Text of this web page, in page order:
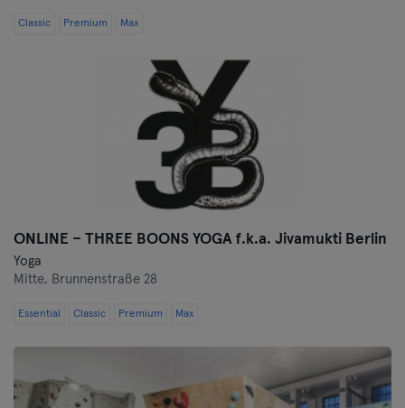
Classic Premium Max
ONLINE – THREE BOONS YOGA f.k.a. Jivamukti Berlin
Yoga
Mitte, Brunnenstraße 28
Essential Classic Premium Max